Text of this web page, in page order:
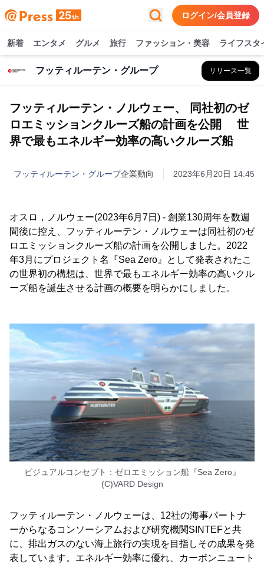
ログイン/会員登録
新着 エンタメ グルメ 旅行 ファッション・美容 ライフスタ
フッティルーテン・グループ リリース一覧
フッティルーテン・ノルウェー、 同社初のゼ
ロエミッションクルーズ船の計画を公開 世
界で最もエネルギー効率の高いクルーズ船
フッティルーテン・グループ企業動向 2023年6月20日 14:45
オスロ，ノルウェー(2023年6月7日) - 創業130周年を数週
間後に控え、フッティルーテン・ノルウェーは同社初のゼ
ロエミッションクルーズ船の計画を公開しました。2022
年3月にプロジェクト名『Sea Zero』として発表されたこ
の世界初の構想は、世界で最もエネルギー効率の高いクル
ーズ船を誕生させる計画の概要を明らかにしました。
ビジュアルコンセプト：ゼロエミッション船『Sea Zero』
(C)VARD Design
フッティルーテン・ノルウェーは、12社の海事パートナ
ーからなるコンソーシアムおよび研究機関SINTEFと共
に、排出ガスのない海上旅行の実現を目指しその成果を発
表しています。エネルギー効率に優れ、カーボンニュート